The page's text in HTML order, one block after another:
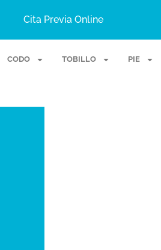
Cita Previa Online
CODO TOBILLO PIE